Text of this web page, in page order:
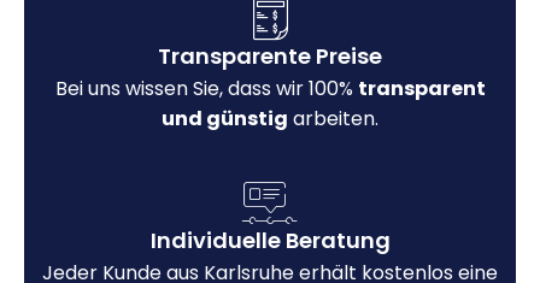
Transparente Preise
Bei uns wissen Sie, dass wir 100% transparent
und günstig arbeiten.
Individuelle Beratung
Jeder Kunde aus Karlsruhe erhält kostenlos eine